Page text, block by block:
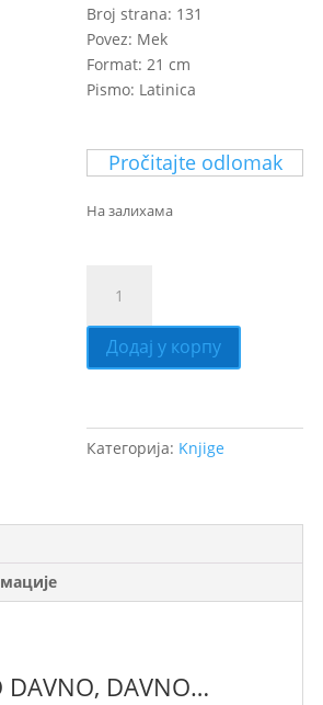
Broj strana: 131
Povez: Mek
Format: 21 cm
Pismo: Latinica
Pročitajte odlomak
На залихама
Додај у корпу
Категорија: Knjige
DAVNO, DAVNO…